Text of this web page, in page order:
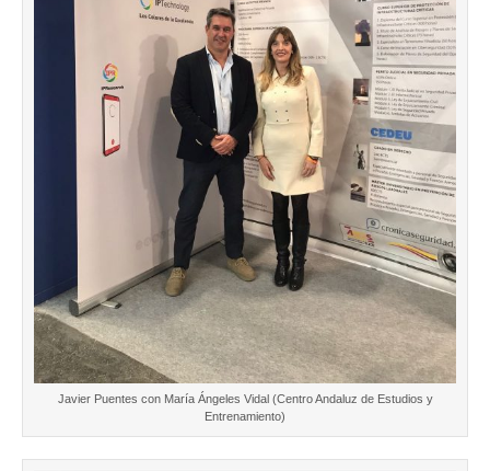
Javier Puentes con María Ángeles Vidal (Centro Andaluz de Estudios y
Entrenamiento)